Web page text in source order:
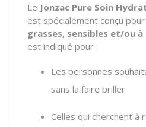
Le Jonzac Pure Soin
est spécialement conçu
grasses, sensibles et/ou
est indiqué pour :
Les personnes
sans la faire briller.
Celles qui cherchent à